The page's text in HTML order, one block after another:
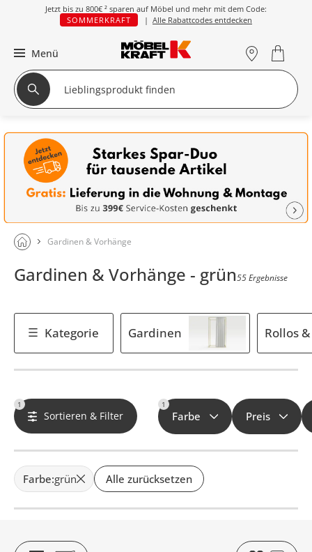
Jetzt bis zu 800€ ² sparen auf Möbel und mehr mit dem Code:
SOMMERKRAFT
| Alle Rabattcodes entdecken
Menü
Gardinen & Vorhänge
Gardinen & Vorhänge - grün55 Ergebnisse
Kategorie Gardinen Rollos
1
Sortieren & Filter
1
Farbe Preis
Farbe:grün Alle zurücksetzen